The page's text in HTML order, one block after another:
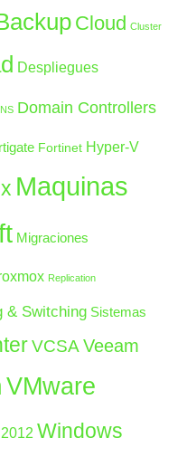
Cloud Cluster
Despliegues
Domain Controllers
Fortinet Hyper-V
Maquinas
Migraciones
Replication
& Switching Sistemas
VCSA Veeam
VMware
Windows